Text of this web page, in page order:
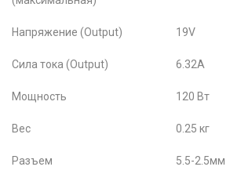
Напряжение (Output) 19V
Сила тока (Output) 6.32A
Мощность 120 Вт
Вес 0.25 кг
Разъем 5.5-2.5мм